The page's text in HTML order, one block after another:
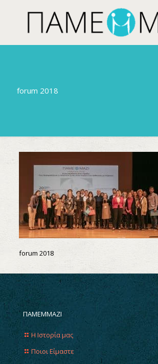
forum 2018
forum 2018
ΠΑΜΕΜΜΑΖΙ
Η Ιστορία μας
Ποιοι Είμαστε